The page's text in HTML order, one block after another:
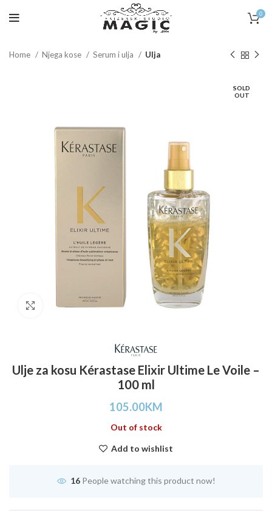
0
Home Njega kose Serum i ulja Ulja
SOLD
OUT
Click to enlarge
Ulje za kosu Kérastase Elixir Ultime Le Voile –
100 ml
105.00KM
Out of stock
Add to wishlist
16 People watching this product now!